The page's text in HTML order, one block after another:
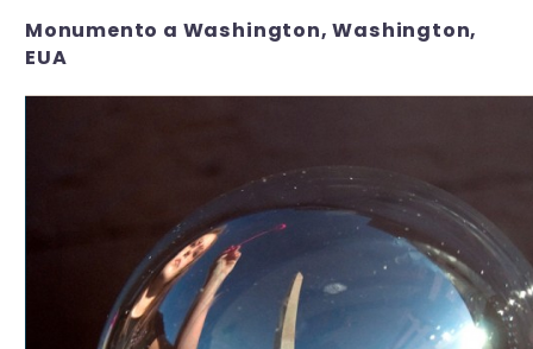
Monumento a Washington, Washington,
EUA